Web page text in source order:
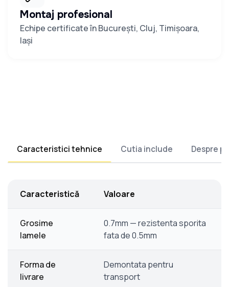
Montaj profesional
Echipe certificate în București, Cluj, Timișoara,
Iași
Caracteristici tehnice Cutia include Despre
Caracteristică Valoare
Grosime
lamele
0.7mm — rezistenta sporita
fata de 0.5mm
Forma de
livrare
Demontata pentru
transport